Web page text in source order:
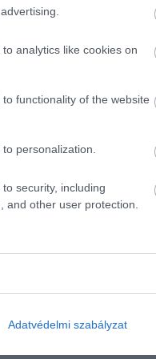
analytics like cookies on
functionality of the website
personalization.
security, including
and other user protection.
Adatvédelmi szabályzat
előpattanó és